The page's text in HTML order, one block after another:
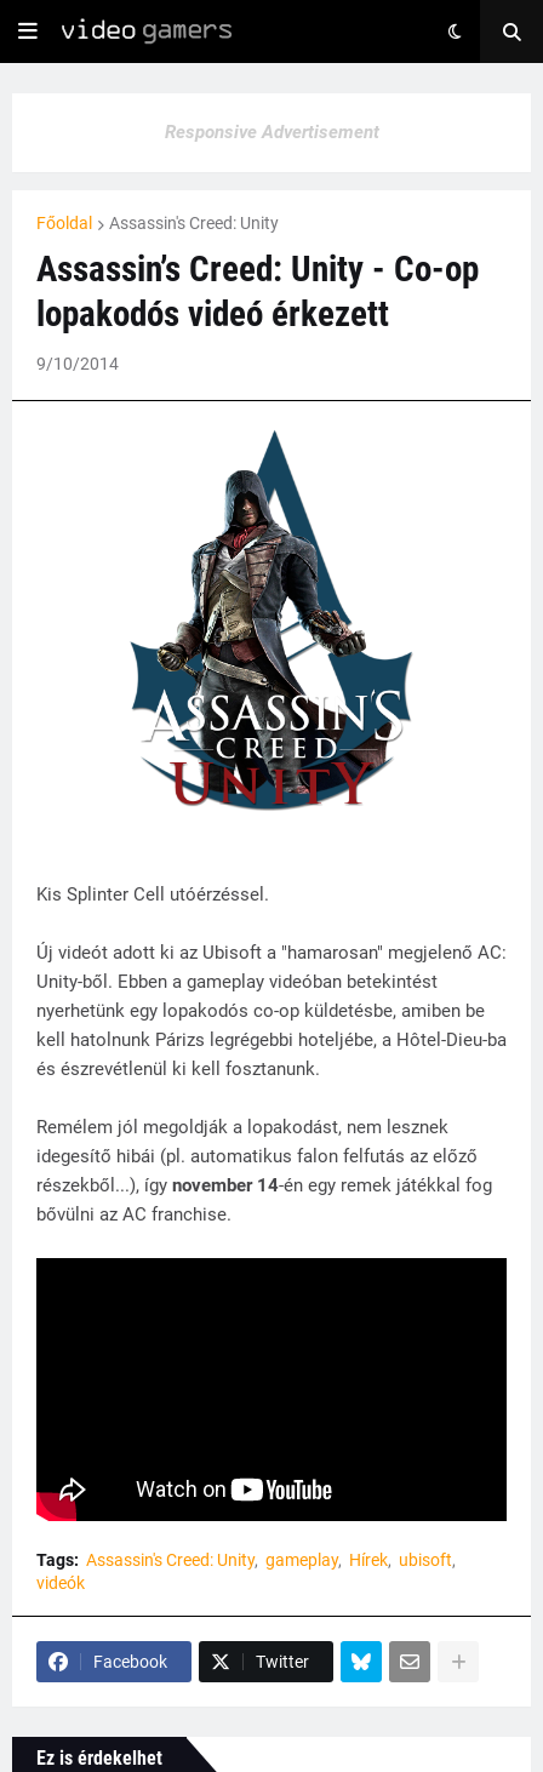
Responsive Advertisement
Főoldal Assassin's Creed: Unity
Assassin’s Creed: Unity - Co-op
lopakodós videó érkezett
9/10/2014
Kis Splinter Cell utóérzéssel.
Új videót adott ki az Ubisoft a "hamarosan" megjelenő AC:
Unity-ből. Ebben a gameplay videóban betekintést
nyerhetünk egy lopakodós co-op küldetésbe, amiben be
kell hatolnunk Párizs legrégebbi hoteljébe, a Hôtel-Dieu-ba
és észrevétlenül ki kell fosztanunk.
Remélem jól megoldják a lopakodást, nem lesznek
idegesítő hibái (pl. automatikus falon felfutás az előző
részekből...), így november 14-én egy remek játékkal fog
bővülni az AC franchise.
Tags: Assassin's Creed: Unity gameplay Hírek
ubisoft
videók
Facebook Twitter
Ez is érdekelhet